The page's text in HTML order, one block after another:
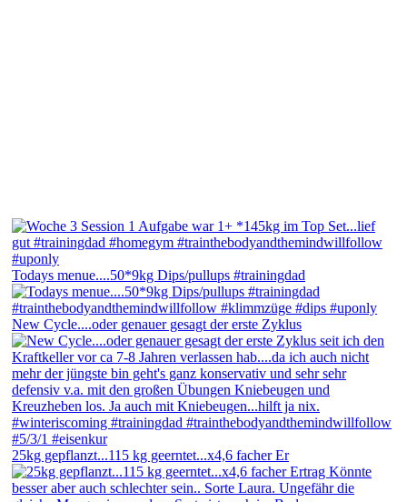
Todays menue....50*9kg Dips/pullups #trainingdad
New Cycle....oder genauer gesagt der erste Zyklus
25kg gepflanzt...115 kg geerntet...x4,6 facher Er